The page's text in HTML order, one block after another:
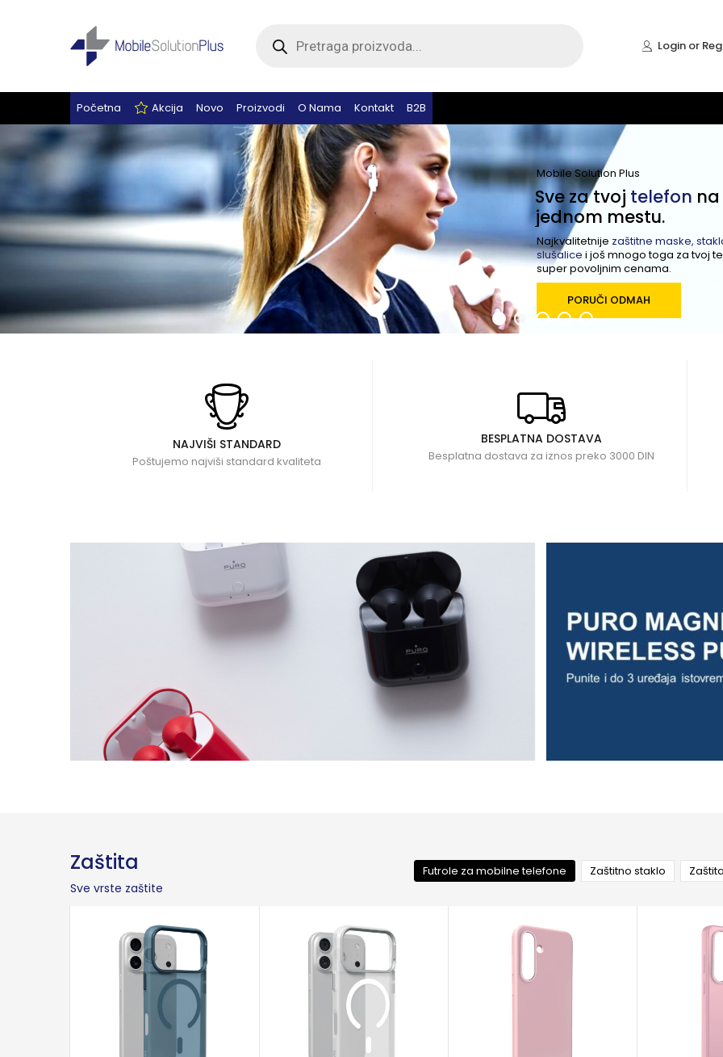
search Login or
Početna Akcija Novo Proizvodi O Nama Kontakt B2B
Sve za tvoj telefon na
jednom mestu.
Mobile Solution Plus
Najkvalitetnije zaštitne maske,
slušalice i još mnogo toga za tvoj
super povoljnim cenama.
PORUČI ODMAH
NAJVIŠI STANDARD
Poštujemo najviši standard kvaliteta
BESPLATNA DOSTAVA
Besplatna dostava za iznos preko 3000 DIN
Zaštita
Sve vrste zaštite
Futrole za mobilne telefone Zaštitno staklo